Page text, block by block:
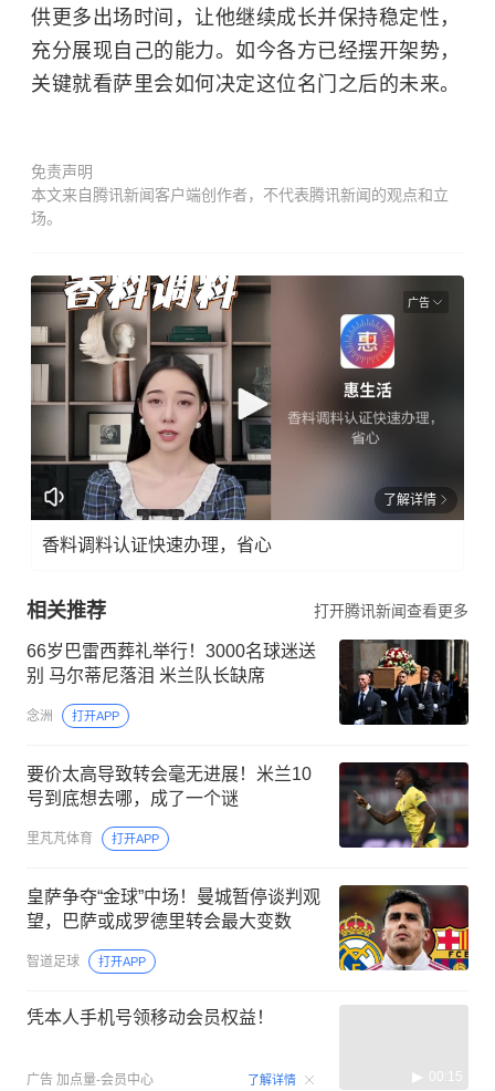
供更多出场时间，让他继续成长并保持稳定性，
充分展现自己的能力。如今各方已经摆开架势，
关键就看萨里会如何决定这位名门之后的未来。
免责声明
本文来自腾讯新闻客户端创作者，不代表腾讯新闻的观点和立
场。
广告
了解详情
香料调料认证快速办理，省心
相关推荐 打开腾讯新闻查看更多
66岁巴雷西葬礼举行！3000名球迷送
别 马尔蒂尼落泪 米兰队长缺席
念洲 打开APP
要价太高导致转会毫无进展！米兰10
号到底想去哪，成了一个谜
里芃芃体育 打开APP
皇萨争夺“金球”中场！曼城暂停谈判观
望，巴萨或成罗德里转会最大变数
智道足球 打开APP
凭本人手机号领移动会员权益！
广告 加点量-会员中心 了解详情 00:15